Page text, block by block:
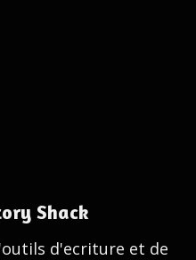
Shack
d'ecriture et de